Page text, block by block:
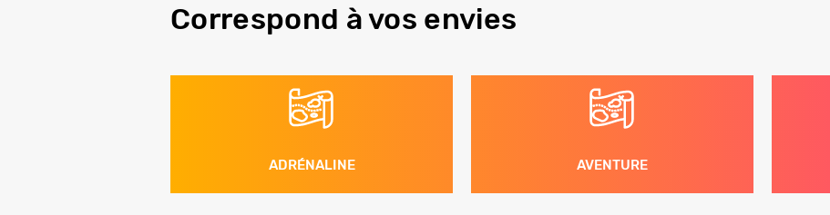
Correspond à vos envies
ADRÉNALINE AVENTURE